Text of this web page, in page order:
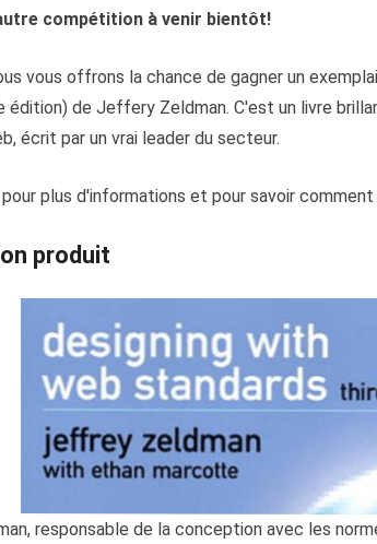
compétition à venir bientôt!
vous offrons la chance de gagner un
édition) de Jeffery Zeldman. C'est un livre
écrit par un vrai leader du secteur.
plus d'informations et pour savoir comment
produit
responsable de la conception avec les